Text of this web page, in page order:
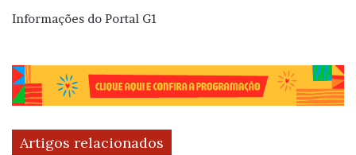
Informações do Portal G1
Artigos relacionados